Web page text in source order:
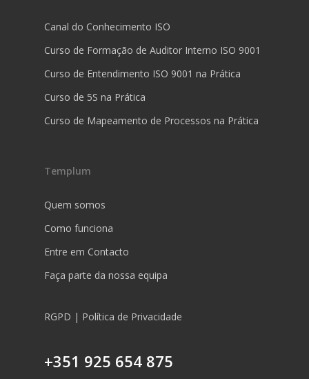
Canal do Conhecimento ISO
Curso de Formação de Auditor Interno ISO 9001
Curso de Entendimento ISO 9001 na Prática
Curso de 5S na Prática
Curso de Mapeamento de Processos na Prática
Templum
Quem somos
Como funciona
Entre em Contacto
Faça parte da nossa equipa
RGPD | Política de Privacidade
+351 925 654 875